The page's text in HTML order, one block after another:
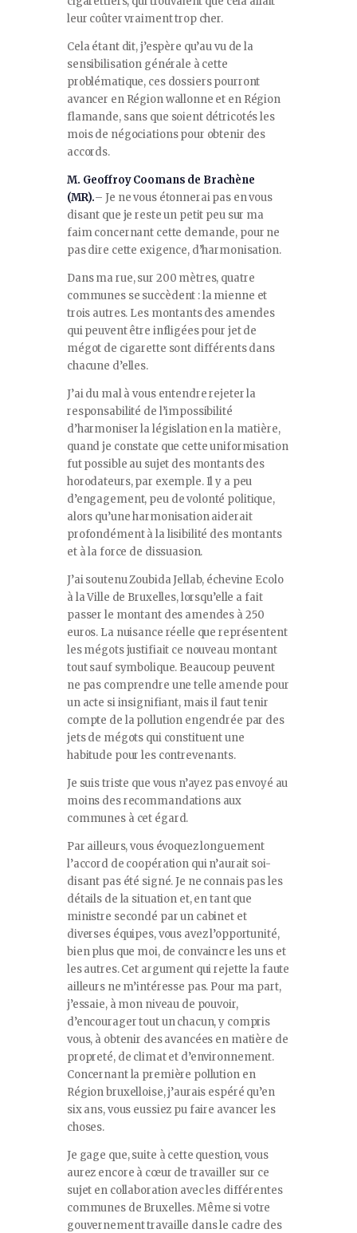
leur coûter vraiment trop cher.
Cela étant dit, j’espère qu’au vu de la
sensibilisation générale à cette
problématique, ces dossiers pourront
avancer en Région wallonne et en Région
flamande, sans que soient détricotés les
mois de négociations pour obtenir des
accords.
M. Geoffroy Coomans de Brachène
(MR).– Je ne vous étonnerai pas en vous
disant que je reste un petit peu sur ma
faim concernant cette demande, pour ne
pas dire cette exigence, d’harmonisation.
Dans ma rue, sur 200 mètres, quatre
communes se succèdent : la mienne et
trois autres. Les montants des amendes
qui peuvent être infligées pour jet de
mégot de cigarette sont différents dans
chacune d’elles.
J’ai du mal à vous entendre rejeter la
responsabilité de l’impossibilité
d’harmoniser la législation en la matière,
quand je constate que cette uniformisation
fut possible au sujet des montants des
horodateurs, par exemple. Il y a peu
d’engagement, peu de volonté politique,
alors qu’une harmonisation aiderait
profondément à la lisibilité des montants
et à la force de dissuasion.
J’ai soutenu Zoubida Jellab, échevine Ecolo
à la Ville de Bruxelles, lorsqu’elle a fait
passer le montant des amendes à 250
euros. La nuisance réelle que représentent
les mégots justifiait ce nouveau montant
tout sauf symbolique. Beaucoup peuvent
ne pas comprendre une telle amende pour
un acte si insignifiant, mais il faut tenir
compte de la pollution engendrée par des
jets de mégots qui constituent une
habitude pour les contrevenants.
Je suis triste que vous n’ayez pas envoyé au
moins des recommandations aux
communes à cet égard.
Par ailleurs, vous évoquez longuement
l’accord de coopération qui n’aurait soi-
disant pas été signé. Je ne connais pas les
détails de la situation et, en tant que
ministre secondé par un cabinet et
diverses équipes, vous avez l’opportunité,
bien plus que moi, de convaincre les uns et
les autres. Cet argument qui rejette la faute
ailleurs ne m’intéresse pas. Pour ma part,
j’essaie, à mon niveau de pouvoir,
d’encourager tout un chacun, y compris
vous, à obtenir des avancées en matière de
propreté, de climat et d’environnement.
Concernant la première pollution en
Région bruxelloise, j’aurais espéré qu’en
six ans, vous eussiez pu faire avancer les
choses.
Je gage que, suite à cette question, vous
aurez encore à cœur de travailler sur ce
sujet en collaboration avec les différentes
communes de Bruxelles. Même si votre
gouvernement travaille dans le cadre des